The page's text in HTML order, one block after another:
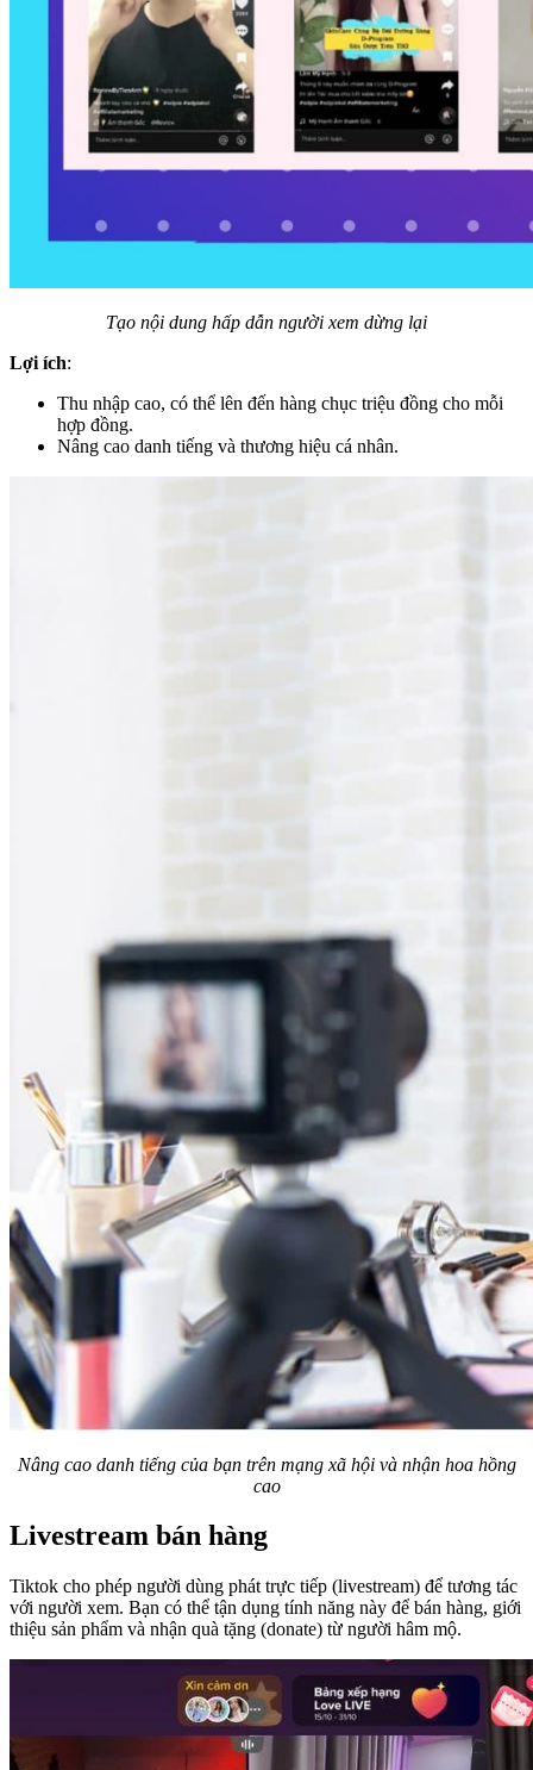
Tạo nội dung hấp dẫn người xem dừng lại
Lợi ích:
Thu nhập cao, có thể lên đến hàng chục triệu đồng cho mỗi
hợp đồng.
Nâng cao danh tiếng và thương hiệu cá nhân.
Nâng cao danh tiếng của bạn trên mạng xã hội và nhận hoa hồng
cao
Livestream bán hàng
Tiktok cho phép người dùng phát trực tiếp (livestream) để tương tác
với người xem. Bạn có thể tận dụng tính năng này để bán hàng, giới
thiệu sản phẩm và nhận quà tặng (donate) từ người hâm mộ.